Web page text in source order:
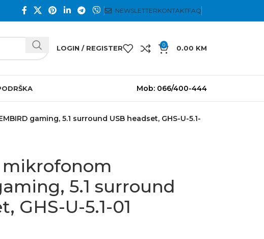
NEWSLETTERKONTAKTFAQ
LOGIN / REGISTER 0 0.00 KM
Mob: 066/400-444
gaming, 5.1 surround USB headset, GHS-U-5.1-
mikrofonom
5.1 surround
GHS-U-5.1-01